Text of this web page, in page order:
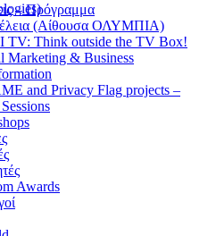
– Πρόγραμμα
(Αίθουσα ΟΛΥΜΠΙΑ)
TV: Think outside the TV Box!
Marketing & Business
and Privacy Flag projects –
Awards